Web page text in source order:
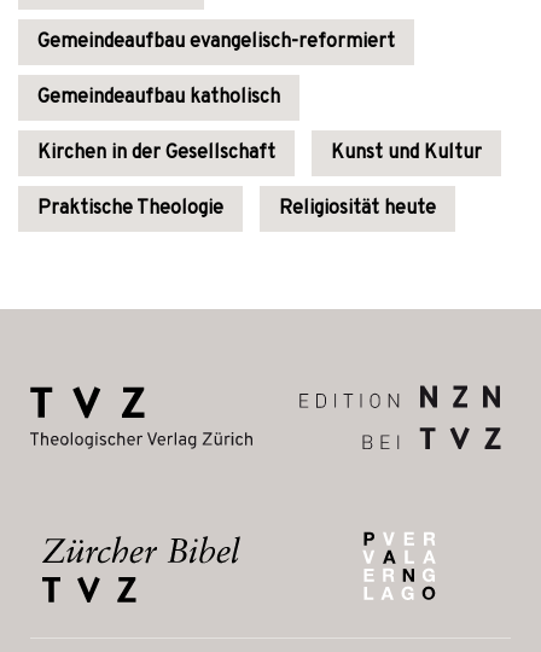
Gemeindeaufbau evangelisch-reformiert
Gemeindeaufbau katholisch
Kirchen in der Gesellschaft Kunst und Kultur
Praktische Theologie Religiosität heute